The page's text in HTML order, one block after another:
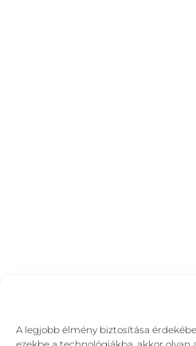
A legjobb élmény biztosítása